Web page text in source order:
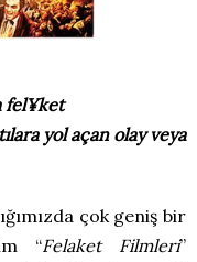
fel¥ket
yol açan olay veya
çok geniş bir
“Felaket Filmleri”